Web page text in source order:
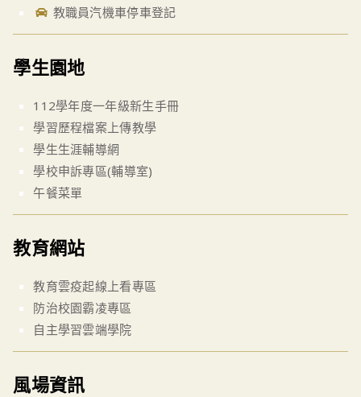
教職員汽機車停車登記
學生園地
112學年度一年級新生手冊
學習歷程檔案上傳教學
學生生涯輔導網
學校申訴專區(輔導室)
午餐菜單
教育網站
教育雲疫起線上看專區
防治校園霸凌專區
自主學習雲端學院
風場資訊